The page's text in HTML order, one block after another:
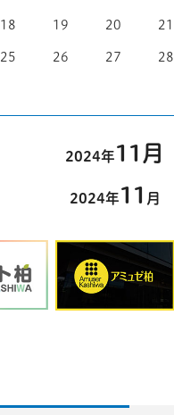
18 19 20 21
25 26 27 28
2024年11月
2024年11 月